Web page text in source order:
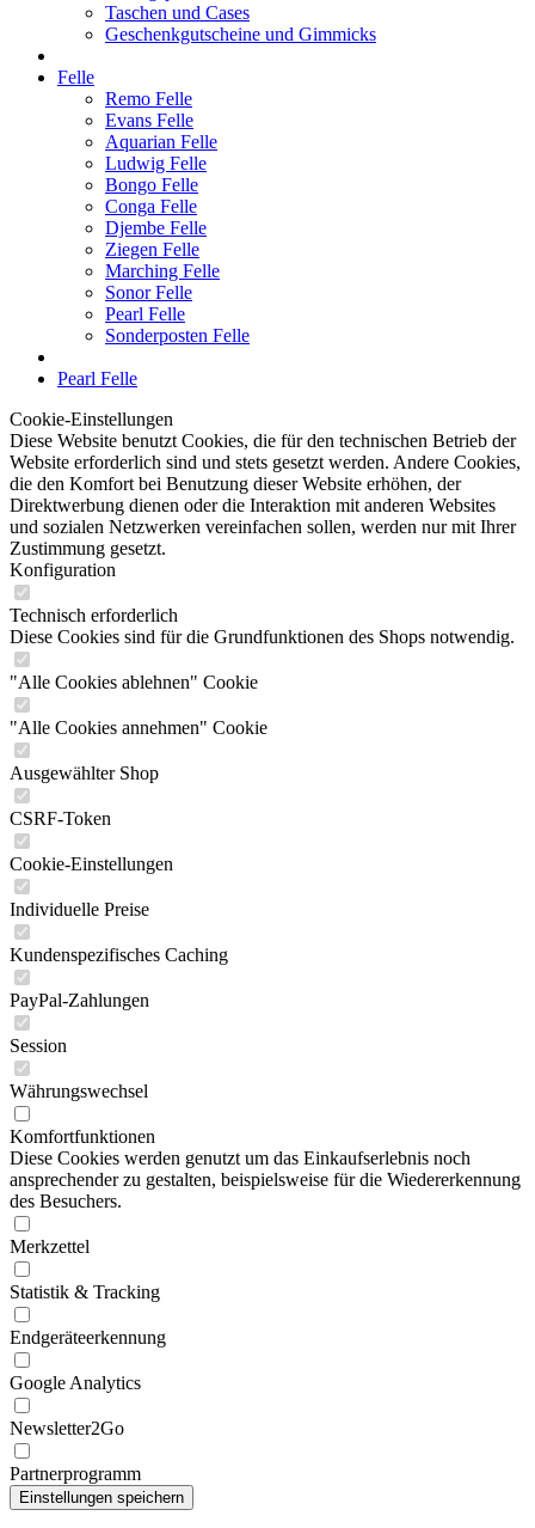
Taschen und Cases
Geschenkgutscheine und Gimmicks
Felle
Remo Felle
Evans Felle
Aquarian Felle
Ludwig Felle
Bongo Felle
Conga Felle
Djembe Felle
Ziegen Felle
Marching Felle
Sonor Felle
Pearl Felle
Sonderposten Felle
Pearl Felle
Cookie-Einstellungen
Diese Website benutzt Cookies, die für den technischen Betrieb der
Website erforderlich sind und stets gesetzt werden. Andere Cookies,
die den Komfort bei Benutzung dieser Website erhöhen, der
Direktwerbung dienen oder die Interaktion mit anderen Websites
und sozialen Netzwerken vereinfachen sollen, werden nur mit Ihrer
Zustimmung gesetzt.
Konfiguration
Technisch erforderlich
Diese Cookies sind für die Grundfunktionen des Shops notwendig.
"Alle Cookies ablehnen" Cookie
"Alle Cookies annehmen" Cookie
Ausgewählter Shop
CSRF-Token
Cookie-Einstellungen
Individuelle Preise
Kundenspezifisches Caching
PayPal-Zahlungen
Session
Währungswechsel
Komfortfunktionen
Diese Cookies werden genutzt um das Einkaufserlebnis noch
ansprechender zu gestalten, beispielsweise für die Wiedererkennung
des Besuchers.
Merkzettel
Statistik & Tracking
Endgeräteerkennung
Google Analytics
Newsletter2Go
Partnerprogramm